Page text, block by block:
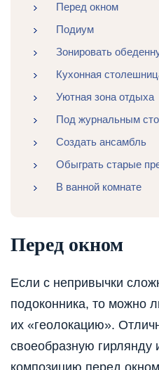
Перед окном
Подиум
Зонировать
Кухонная
Уютная зона отдыха
Под журнальным
Создать ансамбль
Обыграть старые
В ванной комнате
Перед окном
Если с непривычки
подоконника, то можно
их «геолокацию».
своеобразную гирлянду